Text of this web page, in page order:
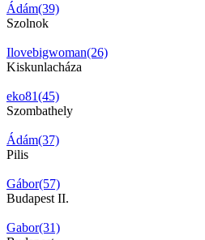
Ádám(39)
Szolnok
Ilovebigwoman(26)
Kiskunlacháza
eko81(45)
Szombathely
Ádám(37)
Pilis
Gábor(57)
Budapest II.
Gabor(31)